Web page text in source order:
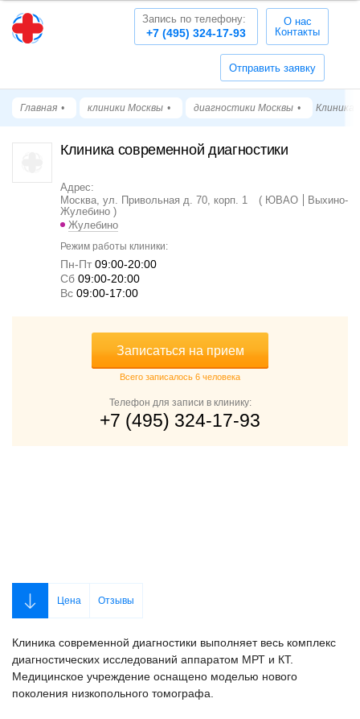
Отправить заявку
+7 (495) 324-17-93
Запись по телефону:
О нас
Контакты
Главная клиники Москвы диагностики Москвы Клиника
Клиника современной диагностики
Адрес:
Москва, ул. Привольная д. 70, корп. 1
ЮВАО
Выхино-
Жулебино
Жулебино
Режим работы клиники:
Пн-Пт 09:00-20:00
Cб 09:00-20:00
Вс 09:00-17:00
Записаться на прием
Всего записалось 6 человека
Телефон для записи в клинику:
+7 (495) 324-17-93
Цена Отзывы
Клиника современной диагностики выполняет весь комплекс
диагностических исследований аппаратом МРТ и КТ.
Медицинское учреждение оснащено моделью нового
поколения низкопольного томографа.